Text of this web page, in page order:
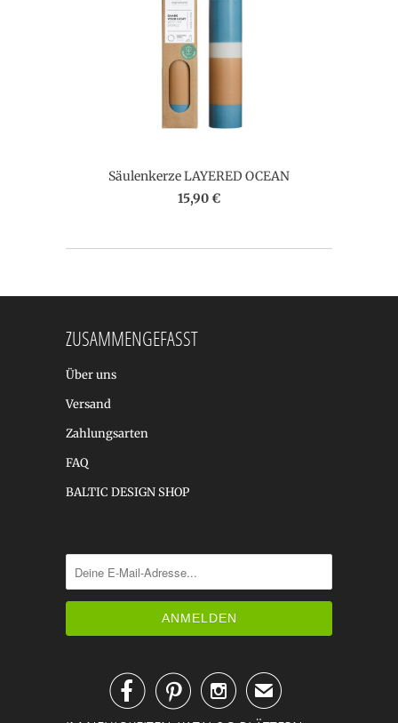
Säulenkerze LAYERED OCEAN
15,90 €
ZUSAMMENGEFASST
Über uns
Versand
Zahlungsarten
FAQ
BALTIC DESIGN SHOP
✉